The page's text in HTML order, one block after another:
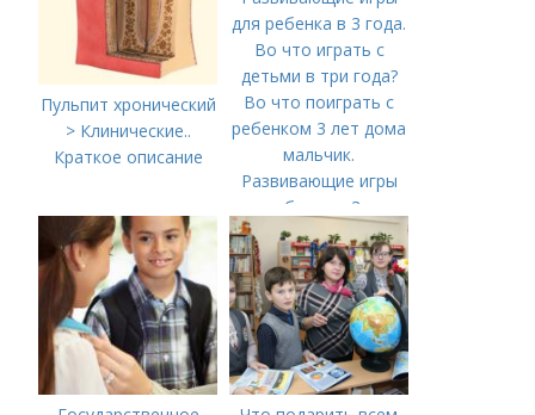
Пульпит хронический
> Клинические..
Краткое описание
Во что поиграть с
ребенком 3 лет дома
мальчик.
Развивающие игры
для ребенка в 3 года.
Во что играть с
детьми в три года?